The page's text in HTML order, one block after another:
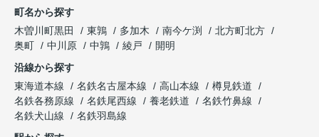
町名から探す
木曽川町黒田
東鶉 多加木 南今ケ渕
北方町北方
奥町
中川原 中鶉 綾戸
開明
沿線から探す
東海道本線
名鉄名古屋本線 高山本線
樽見鉄道
名鉄各務原線
名鉄尾西線 養老鉄道
名鉄竹鼻線
名鉄犬山線
名鉄羽島線